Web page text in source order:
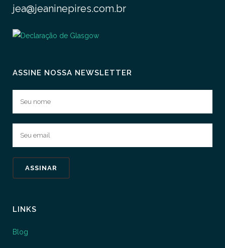
jea@jeaninepires.com.br
ASSINE NOSSA NEWSLETTER
LINKS
Blog